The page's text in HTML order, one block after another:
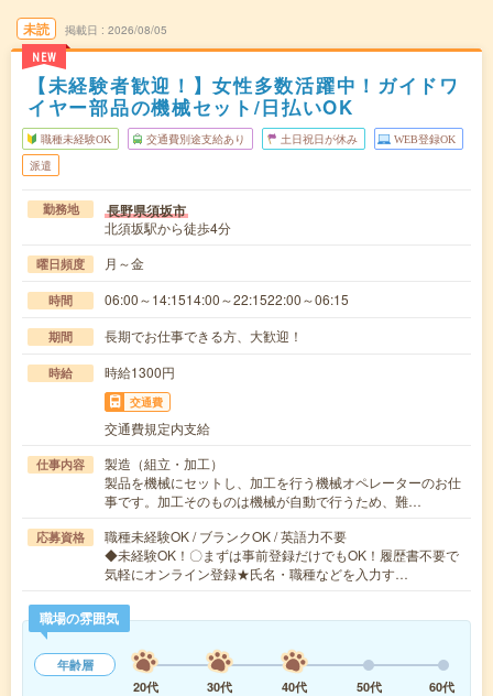
未読
NEW
掲載日 2026/08/05
【未経験者歓迎！】女性多数活躍中！ガイドワ
イヤー部品の機械セット/日払いOK
職種未経験OK 交通費別途支給あり 土日祝日が休み WEB登録OK
派遣
勤務地 長野県須坂市
北須坂駅から徒歩4分
曜日頻度 月～金
時間 06:00～14:1514:00～22:1522:00～06:15
期間 長期でお仕事できる方、大歓迎！
時給 時給1300円
交通費
交通費規定内支給
仕事内容
製造（組立・加工）
製品を機械にセットし、加工を行う機械オペレーターのお仕
事です。加工そのものは機械が自動で行うため、難…
応募資格
職種未経験OK / ブランクOK / 英語力不要
◆未経験OK！〇まずは事前登録だけでもOK！履歴書不要で
気軽にオンライン登録★氏名・職種などを入力す…
職場の雰囲気
年齢層
20代
30代 40代 50代 60代